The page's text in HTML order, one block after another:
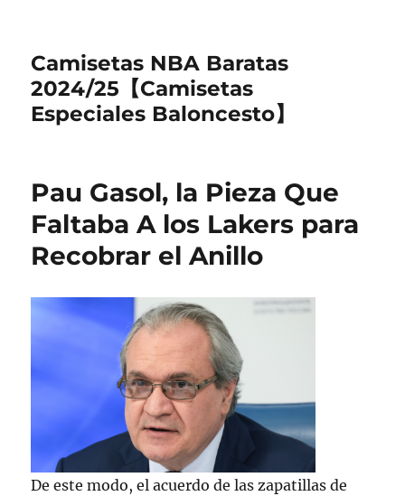
Camisetas NBA Baratas
2024/25【Camisetas
Especiales Baloncesto】
Pau Gasol, la Pieza Que
Faltaba A los Lakers para
Recobrar el Anillo
De este modo, el acuerdo de las zapatillas de